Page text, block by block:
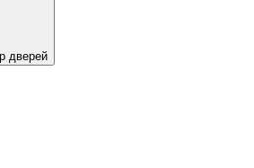
дверей